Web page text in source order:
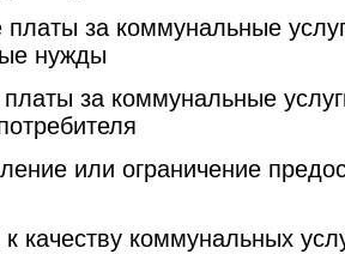
платы за коммунальные
нужды
платы за коммунальные
или ограничение
качеству коммунальных